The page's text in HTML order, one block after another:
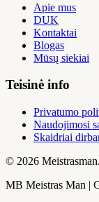
Apie mus
DUK
Kontaktai
Blogas
Mūsų siekiai
Teisinė info
Privatumo
Naudojimosi
Skaidriai
© 2026
MB Meistras Man |